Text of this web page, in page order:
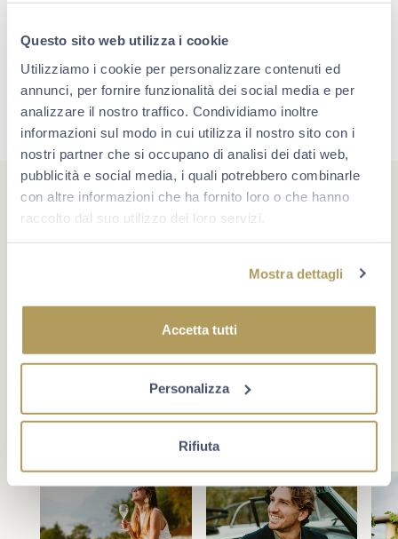
Questo sito web utilizza i cookie
Utilizziamo i cookie per personalizzare contenuti ed
annunci, per fornire funzionalità dei social media e per
analizzare il nostro traffico. Condividiamo inoltre
informazioni sul modo in cui utilizza il nostro sito con i
nostri partner che si occupano di analisi dei dati web,
pubblicità e social media, i quali potrebbero combinarle
con altre informazioni che ha fornito loro o che hanno
raccolto dal suo utilizzo dei loro servizi.
Mostra dettagli
Accetta tutti
Personalizza
Rifiuta
Che cosa rende un momento unico? A volte è un evento,
oppure un traguardo. Più spesso è la compagnia giusta e
la voglia di star bene insieme. Scopri Berlucchi sui
social.